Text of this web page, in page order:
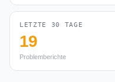
LETZTE 30 TAGE
19
Problemberichte